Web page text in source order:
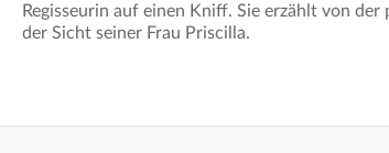
Regisseurin auf einen Kniff. Sie erzählt von
der Sicht seiner Frau Priscilla.